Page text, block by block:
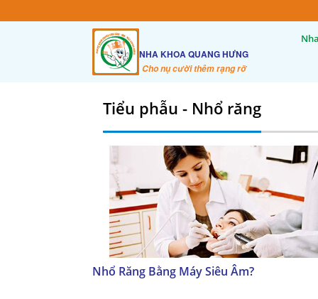
NHA KHOA QUANG HƯNG
Cho nụ cười thêm rạng rỡ
Tiểu phẫu - Nhổ răng
Nhổ Răng Bằng Máy Siêu Âm?